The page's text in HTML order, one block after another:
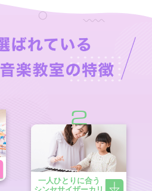
2
一人ひとりに合う